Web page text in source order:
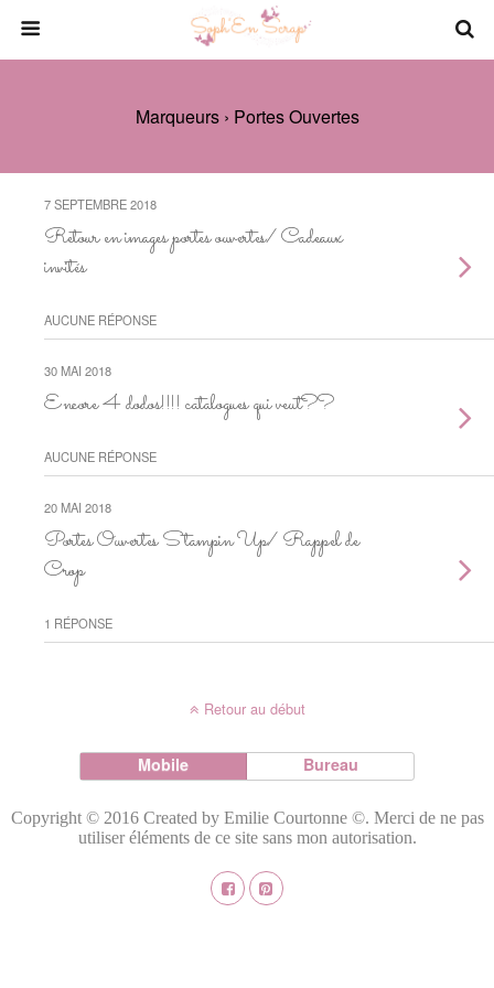
Marqueurs › Portes Ouvertes
7 SEPTEMBRE 2018
Retour en images portes ouvertes/ Cadeaux
invités
AUCUNE RÉPONSE
30 MAI 2018
Encore 4 dodos!!!! catalogues qui veut??
AUCUNE RÉPONSE
20 MAI 2018
Portes Ouvertes Stampin Up/ Rappel de
Crop
1 RÉPONSE
Retour au début
Mobile Bureau
Copyright © 2016 Created by Emilie Courtonne ©. Merci de ne pas
utiliser éléments de ce site sans mon autorisation.